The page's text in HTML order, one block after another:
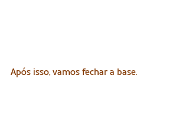
Após isso, vamos fechar a base.